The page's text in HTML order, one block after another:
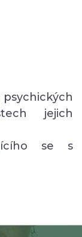
jejich
se s